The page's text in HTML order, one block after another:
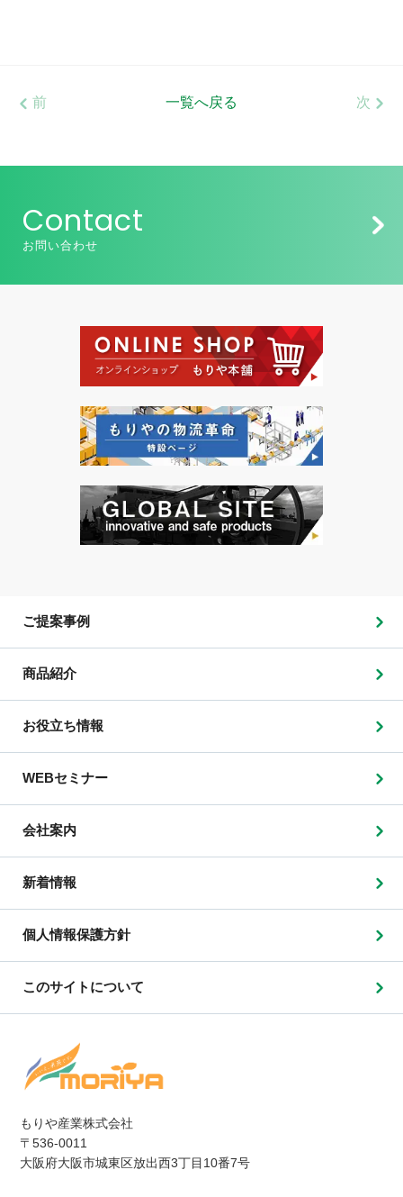
前 一覧へ戻る 次
Contact
お問い合わせ
もりや産業株式会社
〒536-0011
大阪府大阪市城東区放出西3丁目10番7号
ご提案事例
商品紹介
お役立ち情報
WEBセミナー
会社案内
新着情報
個人情報保護方針
このサイトについて